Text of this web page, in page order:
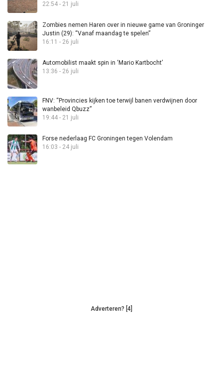
22:54 - 21 juli
Zombies nemen Haren over in nieuwe game van Groninger
Justin (29): “Vanaf maandag te spelen”
16:11 - 26 juli
Automobilist maakt spin in ‘Mario Kartbocht’
13:36 - 26 juli
FNV: “Provincies kijken toe terwijl banen verdwijnen door
wanbeleid Qbuzz”
19:44 - 21 juli
Forse nederlaag FC Groningen tegen Volendam
16:03 - 24 juli
Adverteren? [4]